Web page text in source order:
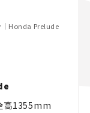
｜Honda Prelude
高1355mm